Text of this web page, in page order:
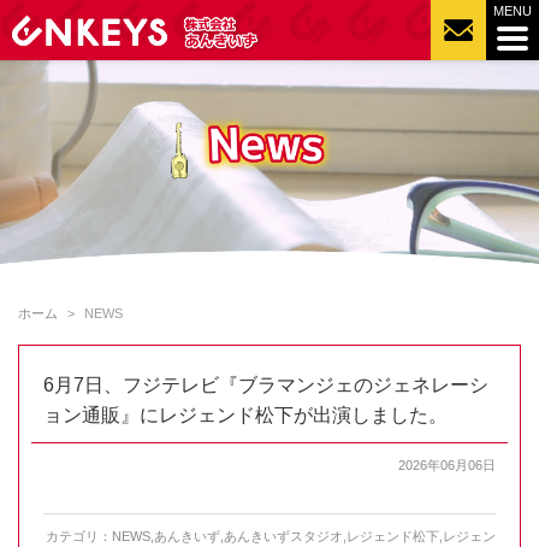
ホーム NEWS
6月7日、フジテレビ『ブラマンジェのジェネレーシ
ョン通販』にレジェンド松下が出演しました。
2026年06月06日
カテゴリ： NEWS あんきいず あんきいずスタジオ レジェンド松下 レジェン